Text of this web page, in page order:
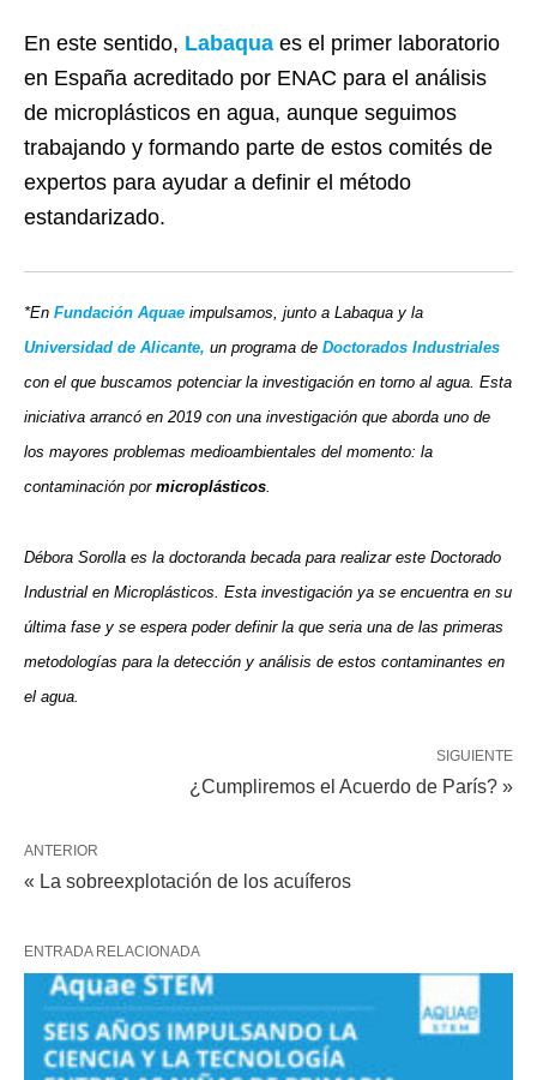
En este sentido, Labaqua es el primer laboratorio
en España acreditado por ENAC para el análisis
de microplásticos en agua, aunque seguimos
trabajando y formando parte de estos comités de
expertos para ayudar a definir el método
estandarizado.
*En Fundación Aquae impulsamos, junto a Labaqua y la
Universidad de Alicante, un programa de Doctorados Industriales
con el que buscamos potenciar la investigación en torno al agua. Esta
iniciativa arrancó en 2019 con una investigación que aborda uno de
los mayores problemas medioambientales del momento: la
contaminación por microplásticos
Débora Sorolla es la doctoranda becada para realizar este Doctorado
Industrial en Microplásticos. Esta investigación ya se encuentra en su
última fase y se espera poder definir la que seria una de las primeras
metodologías para la detección y análisis de estos contaminantes en
el agua.
SIGUIENTE
¿Cumpliremos el Acuerdo de París? »
ANTERIOR
« La sobreexplotación de los acuíferos
ENTRADA RELACIONADA